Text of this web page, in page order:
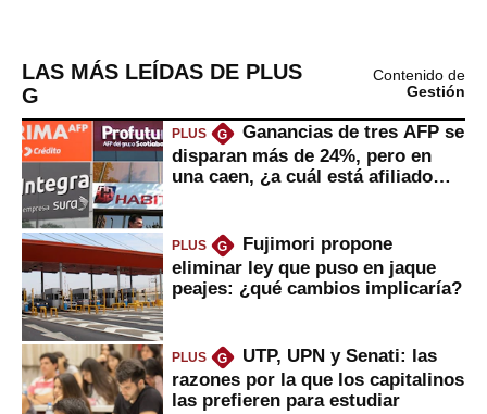
LAS MÁS LEÍDAS DE PLUS
G
Contenido de
Gestión
PLUS G
Ganancias de tres AFP se
disparan más de 24%, pero en
una caen, ¿a cuál está afiliado
PLUS G
Fujimori propone
eliminar ley que puso en jaque
peajes: ¿qué cambios implicaría?
PLUS G
UTP, UPN y Senati: las
razones por la que los capitalinos
las prefieren para estudiar